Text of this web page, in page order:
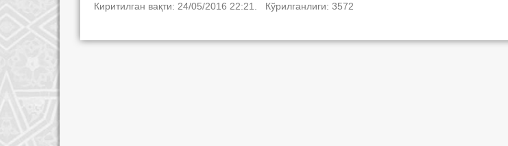
Киритилган вақти: 24/05/2016 22:21. Кўрилганлиги: 3572